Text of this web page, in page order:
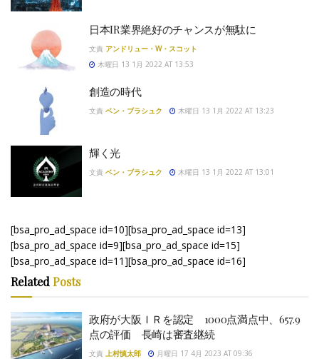
日本IR業界絶好のチャンスが無駄に
文責 アンドリュー・W・スコット
木曜日 13 1月 2022 AT 13:53
創造の時代
文責 ベン・ブラシュク 木曜日 13 1月 2022 AT 13:23
輝く光
文責 ベン・ブラシュク 木曜日 13 1月 2022 AT 13:01
[bsa_pro_ad_space id=10][bsa_pro_ad_space id=13]
[bsa_pro_ad_space id=9][bsa_pro_ad_space id=15]
[bsa_pro_ad_space id=11][bsa_pro_ad_space id=16]
Related Posts
政府が大阪ＩＲを認定 1000点満点中、657.9
点の評価 長崎は審査継続
文責 上村慎太郎 月曜日 17 4月 2023 AT 09:36